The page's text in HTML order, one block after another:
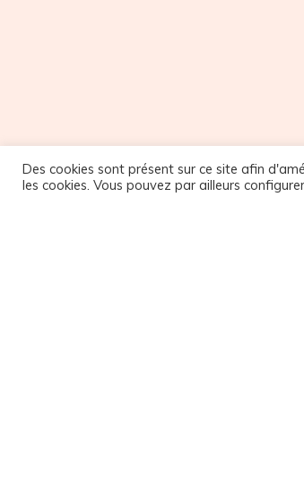
Des cookies sont présent sur ce site afin
les cookies. Vous pouvez par ailleurs